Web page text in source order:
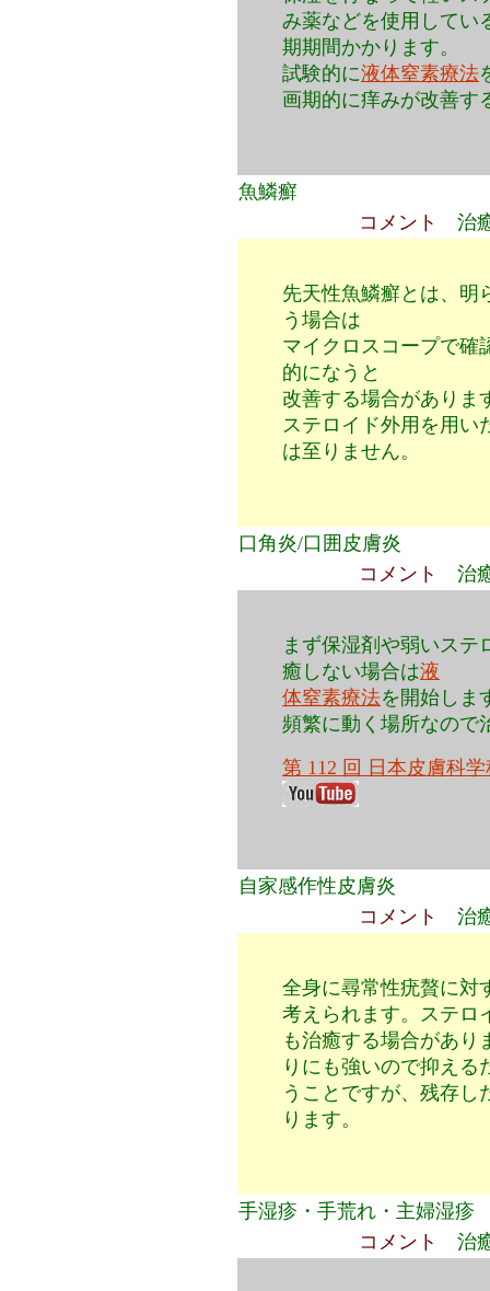
み薬などを使用してい
期期間かかります。
試験的に液体窒素療法
画期的に痒みが改善す
魚鱗癬
コメント 治
先天性魚鱗癬とは、明
う場合は
マイクロスコープで確
的になうと
改善する場合がありま
ステロイド外用を用い
は至りません。
口角炎/口囲皮膚炎
コメント 治
まず保湿剤や弱いステ
癒しない場合は液
体窒素療法を開始しま
頻繁に動く場所なので
第 112 回 日本皮膚科
自家感作性皮膚炎
コメント 治
全身に尋常性疣贅に対
考えられます。ステロ
も治癒する場合があり
りにも強いので抑える
うことですが、残存し
ります。
手湿疹・手荒れ・主婦湿疹
コメント 治